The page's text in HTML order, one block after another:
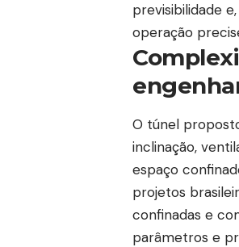
previsibilidade
operação
O túnel
inclinação,
espaço
projetos
confinadas e
parâmetros e